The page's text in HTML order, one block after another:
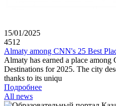
15/01/2025
4512
Almaty among CNN's 25 Best
Almaty has earned a place
Destinations for 2025. The city
thanks to its uniqu
Подробнее
All news